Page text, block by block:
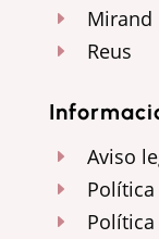
E Mirand
E Reus
E Aviso
E
E